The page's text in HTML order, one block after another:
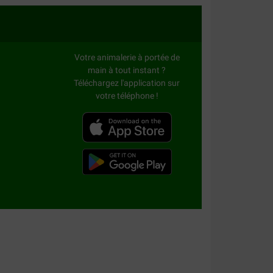
Votre animalerie à portée de
main à tout instant ?
Téléchargez l'application sur
votre téléphone !